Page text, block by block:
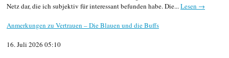
Netz dar, die ich subjektiv für interessant befunden habe. Die... Lesen →
Anmerkungen zu Vertrauen – Die Blauen und die Buffs
16. Juli 2026 05:10